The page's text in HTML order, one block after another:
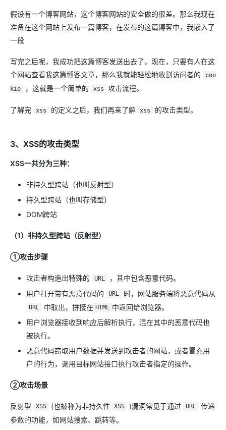
假设有一个博客网站，这个博客网站的安全做的很差。那么我现在
准备在这个网站上发布一篇博客，在发布的这篇博客中，我嵌入了
一段
写完之后呢，我成功把这篇博客发送出去了。现在，只要有人在这
个网站查看我这篇博客文章，那么我就能轻松地收割访问者的
coo
kie
，这就是一个简单的 xss 攻击流程。
了解完 xss 的定义之后，我们再来了解 xss 的攻击类型。
3、XSS的攻击类型
XSS一共分为三种：
非持久型跨站（也叫反射型）
持久型跨站（也叫存储型）
DOM跨站
（1）非持久型跨站（反射型）
①攻击步骤
攻击者构造出特殊的 URL
，其中包含恶意代码。
用户打开带有恶意代码的
URL 时，网站服务端将恶意代码从
URL 中取出，拼接在 HTML 中返回给浏览器。
用户浏览器接收到响应后解析执行，混在其中的恶意代码也
被执行。
恶意代码窃取用户数据并发送到攻击者的网站，或者冒充用
户的行为，调用目标网站接口执行攻击者指定的操作。
②攻击场景
反射型 XSS (也被称为非持久性 XSS )漏洞常见于通过 URL
传递
参数的功能，如网站搜索、跳转等。